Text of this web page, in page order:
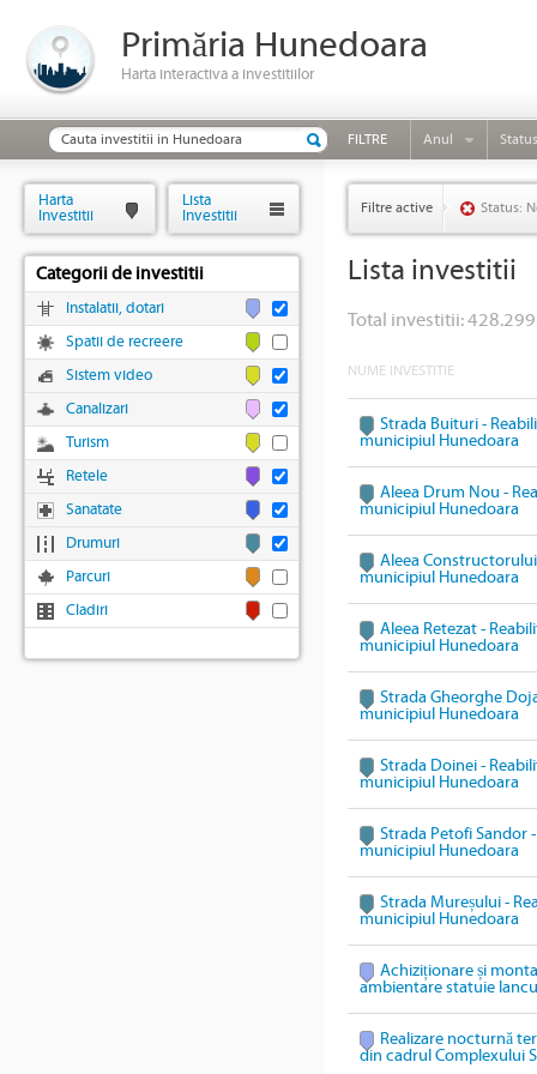
Primăria Hunedoara
Harta interactiva a investitiilor
FILTRE Anul Status
Filtre active Status:
Lista investitii
Total investitii:
NUME INVESTITIE
Strada Buituri -
municipiul Hunedoara
Aleea Drum Nou -
municipiul Hunedoara
Aleea
municipiul Hunedoara
Aleea Retezat -
municipiul Hunedoara
Strada Gheorghe
municipiul Hunedoara
Strada Doinei -
municipiul Hunedoara
Strada Petofi Sandor
municipiul Hunedoara
Strada Mureșului -
municipiul Hunedoara
Achiziționare și
ambientare statuie
Realizare nocturnă
din cadrul Complexului
Harta
Investitii
Lista
Investitii
Categorii de investitii
Instalatii, dotari
Spatii de recreere
Sistem video
Canalizari
Turism
Retele
Sanatate
Drumuri
Parcuri
Cladiri